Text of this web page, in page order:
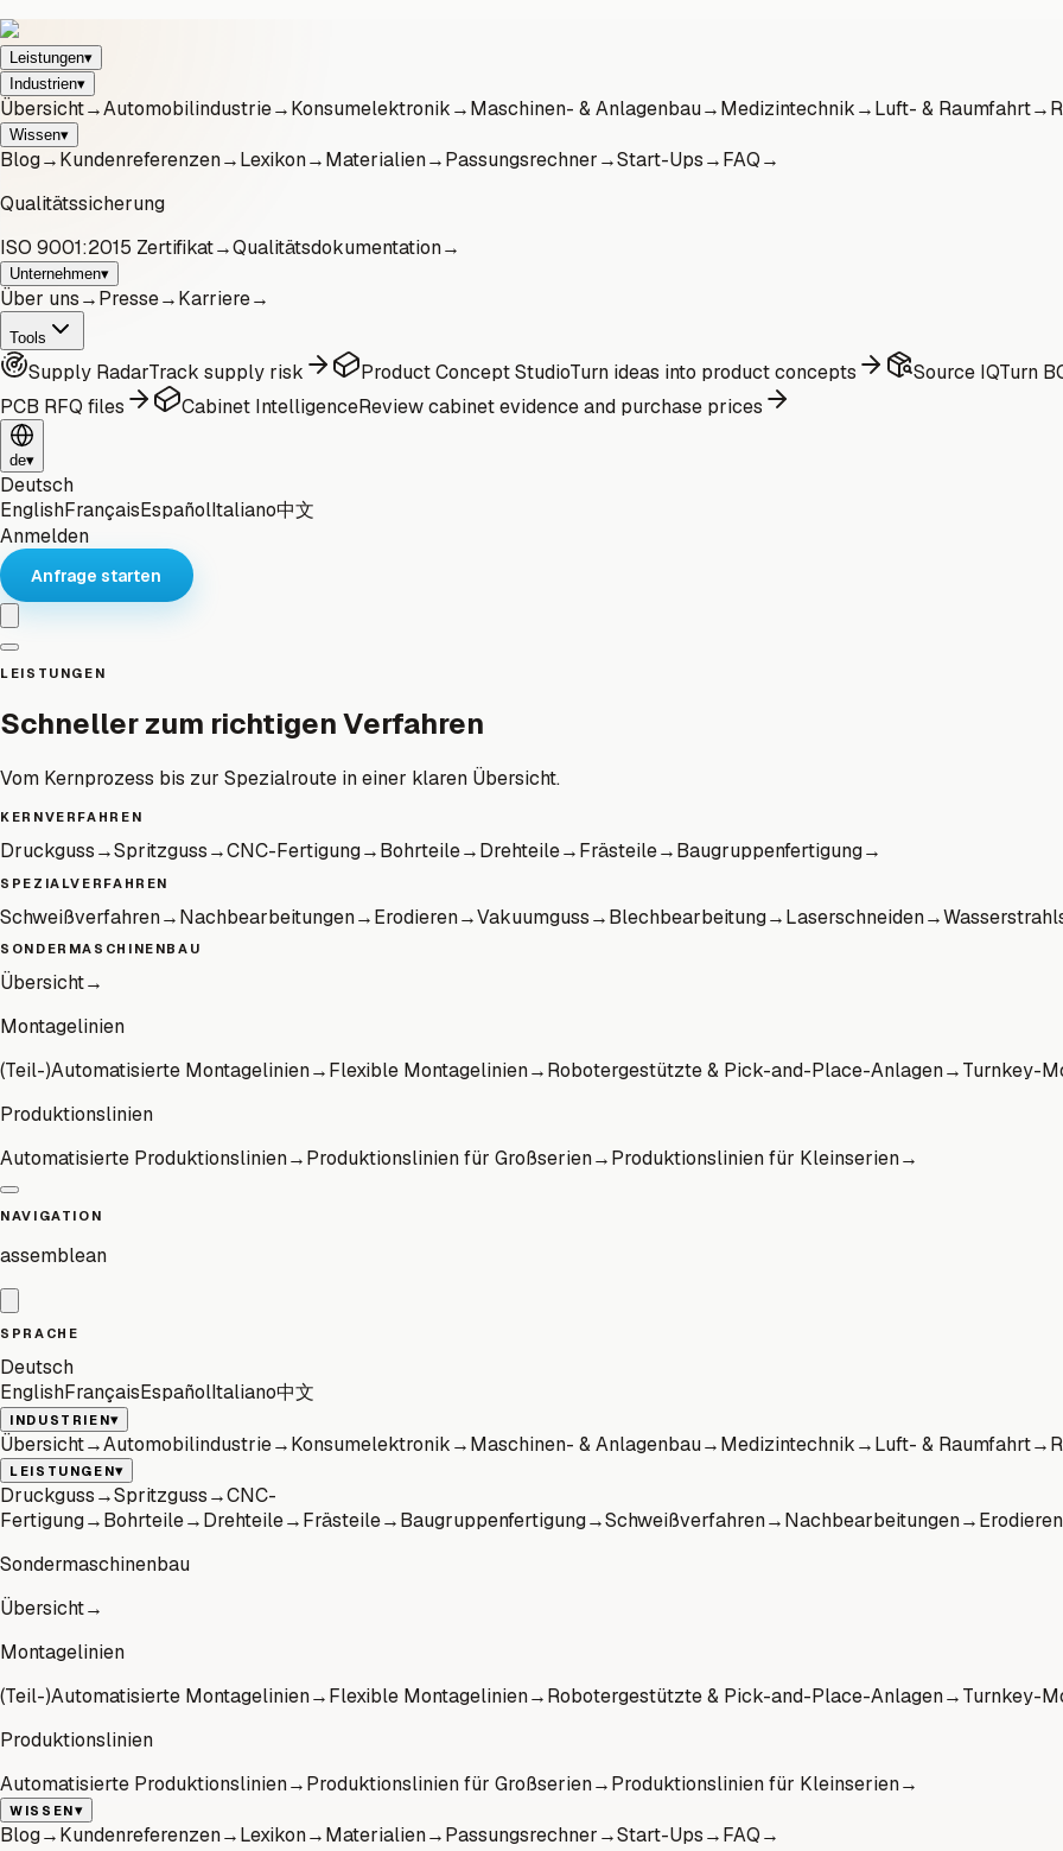
Leistungen▾
Industrien▾
Übersicht→Automobilindustrie→Konsumelektronik→Maschinen- & Anlagenbau→Medizintechnik→Luft- & Raumfahrt→
Wissen▾
Blog→Kundenreferenzen→Lexikon→Materialien→Passungsrechner→Start-Ups→FAQ→
Qualitätssicherung
ISO 9001:2015 Zertifikat→Qualitätsdokumentation→
Unternehmen▾
Über uns→Presse→Karriere→
Tools
Supply RadarTrack supply risk Product Concept StudioTurn ideas into product concepts Source IQTurn
PCB RFQ files
Cabinet IntelligenceReview cabinet evidence and purchase prices
de▾
Deutsch
EnglishFrançaisEspañolItaliano中文
Anmelden
Anfrage starten
LEISTUNGEN
Schneller zum richtigen Verfahren
Vom Kernprozess bis zur Spezialroute in einer klaren Übersicht.
KERNVERFAHREN
Druckguss→Spritzguss→CNC-Fertigung→Bohrteile→Drehteile→Frästeile→Baugruppenfertigung→
SPEZIALVERFAHREN
Schweißverfahren→Nachbearbeitungen→Erodieren→Vakuumguss→Blechbearbeitung→Laserschneiden→
SONDERMASCHINENBAU
Übersicht→
Montagelinien
(Teil-)Automatisierte Montagelinien→Flexible Montagelinien→Robotergestützte & Pick-and-Place-Anlagen→Turnkey-
Produktionslinien
Automatisierte Produktionslinien→Produktionslinien für Großserien→Produktionslinien für Kleinserien→
NAVIGATION
assemblean
SPRACHE
Deutsch
EnglishFrançaisEspañolItaliano中文
INDUSTRIEN▾
Übersicht→Automobilindustrie→Konsumelektronik→Maschinen- & Anlagenbau→Medizintechnik→Luft- & Raumfahrt→
LEISTUNGEN▾
Druckguss→Spritzguss→CNC-
Fertigung→Bohrteile→Drehteile→Frästeile→Baugruppenfertigung→Schweißverfahren→Nachbearbeitungen→Erodieren
Sondermaschinenbau
Übersicht→
Montagelinien
(Teil-)Automatisierte Montagelinien→Flexible Montagelinien→Robotergestützte & Pick-and-Place-Anlagen→Turnkey-
Produktionslinien
Automatisierte Produktionslinien→Produktionslinien für Großserien→Produktionslinien für Kleinserien→
WISSEN▾
Blog→Kundenreferenzen→Lexikon→Materialien→Passungsrechner→Start-Ups→FAQ→